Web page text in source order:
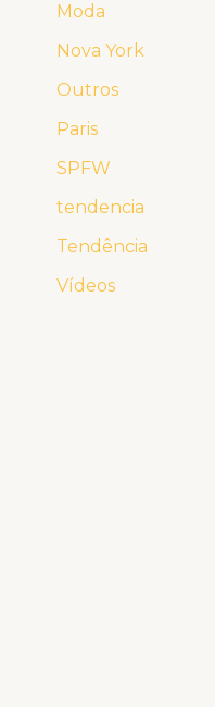
Moda
Nova York
Outros
Paris
SPFW
tendencia
Tendência
Vídeos